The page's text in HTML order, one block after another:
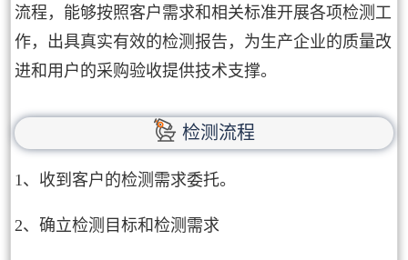
流程，能够按照客户需求和相关标准开展各项检测工
作，出具真实有效的检测报告，为生产企业的质量改
进和用户的采购验收提供技术支撑。
检测流程
1、收到客户的检测需求委托。
2、确立检测目标和检测需求